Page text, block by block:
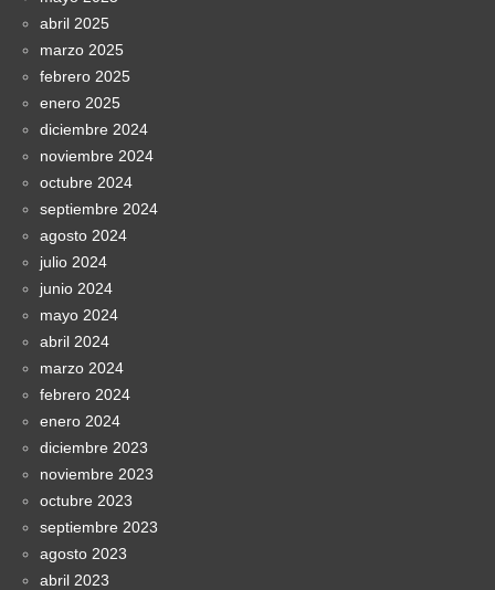
abril 2025
marzo 2025
febrero 2025
enero 2025
diciembre 2024
noviembre 2024
octubre 2024
septiembre 2024
agosto 2024
julio 2024
junio 2024
mayo 2024
abril 2024
marzo 2024
febrero 2024
enero 2024
diciembre 2023
noviembre 2023
octubre 2023
septiembre 2023
agosto 2023
abril 2023